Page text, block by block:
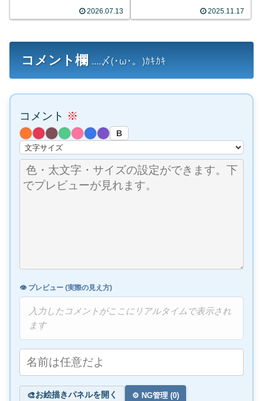
2026.07.13 2025.11.17
コメント欄 ....〆(･ω･。)ｶｷｶｷ
コメント ※
B
👁️ プレビュー (実際の見え方)
入力したコメントがここにリアルタイムで表示され
ます
🎨お絵描きパネルを開く ⚙️ NG管理 (0)